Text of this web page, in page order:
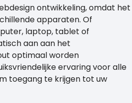
ontwikkeling, omdat het
apparaten. Of
laptop, tablet of
aan aan het
optimaal worden
ervaring voor alle
toegang te krijgen tot uw